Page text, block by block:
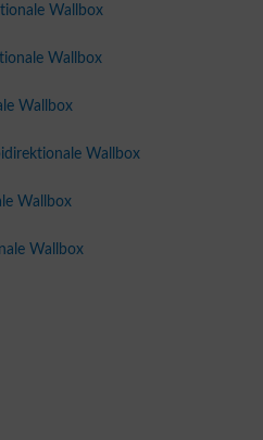
Wallbox
Wallbox
Wallbox
Wallbox
Wallbox
Wallbox